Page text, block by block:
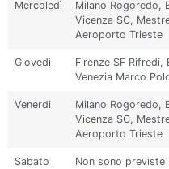
Mercoledì
Milano Rogoredo,
Vicenza SC,
Aeroporto Trieste
Giovedì
Firenze SF Rifredi,
Venezia Marco
Venerdi
Milano Rogoredo,
Vicenza SC,
Aeroporto Trieste
Sabato Non sono previste